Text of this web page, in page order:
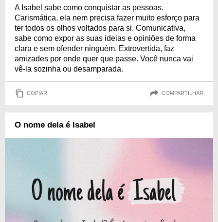
A Isabel sabe como conquistar as pessoas.
Carismática, ela nem precisa fazer muito esforço para
ter todos os olhos voltados para si. Comunicativa,
sabe como expor as suas ideias e opiniões de forma
clara e sem ofender ninguém. Extrovertida, faz
amizades por onde quer que passe. Você nunca vai
vê-la sozinha ou desamparada.
COPIAR COMPARTILHAR
O nome dela é Isabel